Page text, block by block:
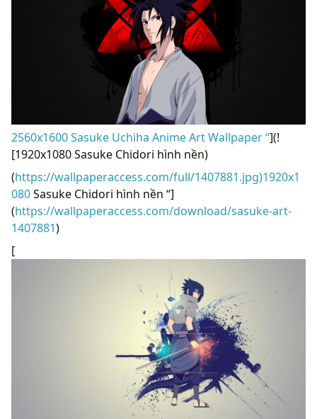
2560x1600 Sasuke Uchiha Anime Art Wallpaper “](!
[1920x1080 Sasuke Chidori hình nền)
(https://wallpaperaccess.com/full/1407881.jpg)1920x1
080Sasuke Chidori hình nền “]
(https://wallpaperaccess.com/download/sasuke-art-
1407881)
[